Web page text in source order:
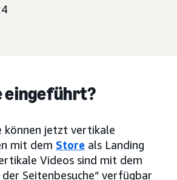
eingeführt?
können jetzt vertikale
mit dem Store als Landing
Videos sind mit dem
Seitenbesuche“ verfügbar